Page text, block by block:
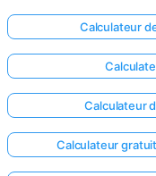
Calculateur
Calculateur
Calculateur